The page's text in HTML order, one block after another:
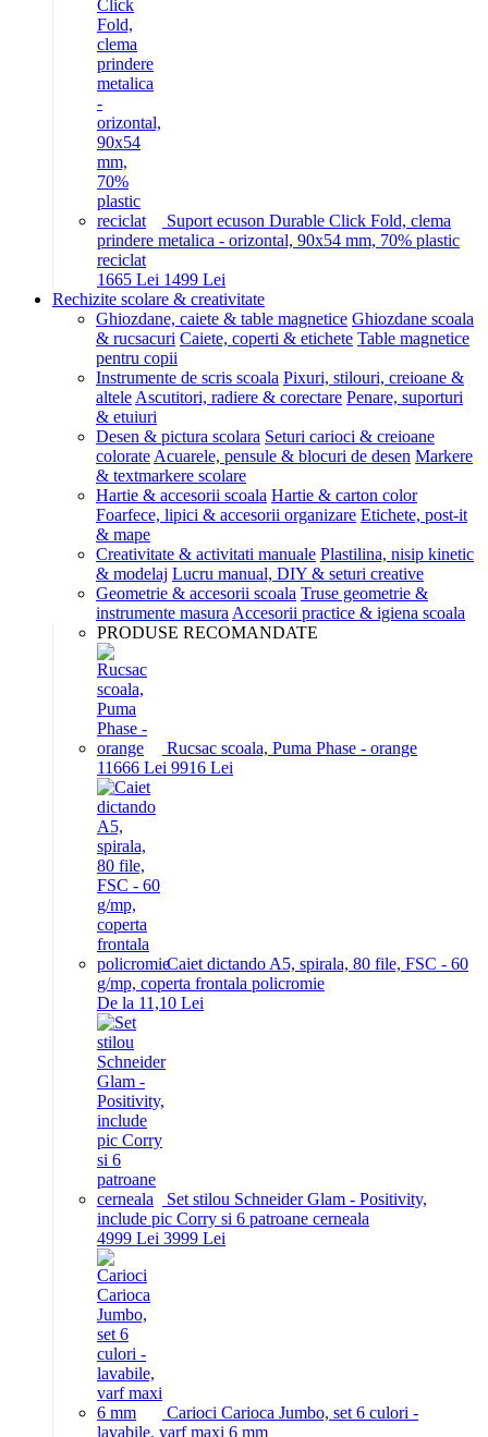
Suport ecuson Durable Click Fold, clema
prindere metalica - orizontal, 90x54 mm, 70% plastic
reciclat
1665 Lei 1499 Lei
Rechizite scolare & creativitate
Ghiozdane, caiete & table magnetice Ghiozdane scoala
& rucsacuri Caiete, coperti & etichete Table magnetice
pentru copii
Instrumente de scris scoala Pixuri, stilouri, creioane &
altele Ascutitori, radiere & corectare Penare, suporturi
& etuiuri
Desen & pictura scolara Seturi carioci & creioane
colorate Acuarele, pensule & blocuri de desen Markere
& textmarkere scolare
Hartie & accesorii scoala Hartie & carton color
Foarfece, lipici & accesorii organizare Etichete, post-it
& mape
Creativitate & activitati manuale Plastilina, nisip kinetic
& modelaj Lucru manual, DIY & seturi creative
Geometrie & accesorii scoala Truse geometrie &
instrumente masura Accesorii practice & igiena scoala
PRODUSE RECOMANDATE
Rucsac scoala, Puma Phase - orange
11666 Lei 9916 Lei
Caiet dictando A5, spirala, 80 file, FSC - 60
g/mp, coperta frontala policromie
De la 11,10 Lei
Set stilou Schneider Glam - Positivity,
include pic Corry si 6 patroane cerneala
4999 Lei 3999 Lei
Carioci Carioca Jumbo, set 6 culori -
lavabile, varf maxi 6 mm